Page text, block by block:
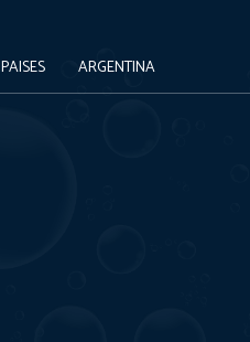
PAISES ARGENTINA